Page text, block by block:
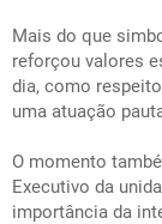
Mais do que
reforçou valores
dia, como
uma atuação
O momento
Executivo da
importância da